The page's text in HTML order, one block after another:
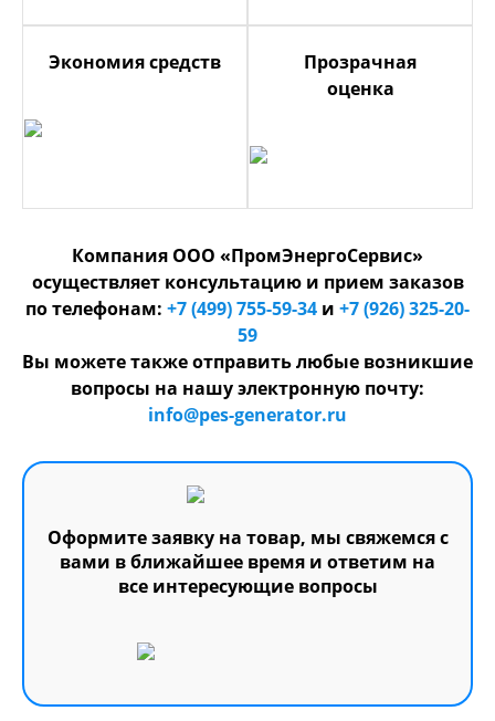
Экономия средств
Прозрачная
оценка
Компания ООО «ПромЭнергоСервис»
осуществляет консультацию и прием заказов
по телефонам: +7 (499) 755-59-34 и +7 (926) 325-20-
59
Вы можете также отправить любые возникшие
вопросы на нашу электронную почту:
info@pes-generator.ru
Оформите заявку на товар, мы свяжемся с
вами в ближайшее время и ответим на
все интересующие вопросы